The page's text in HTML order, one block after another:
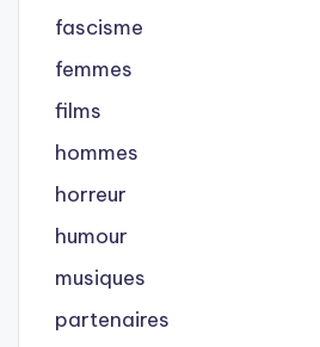
fascisme
femmes
films
hommes
horreur
humour
musiques
partenaires